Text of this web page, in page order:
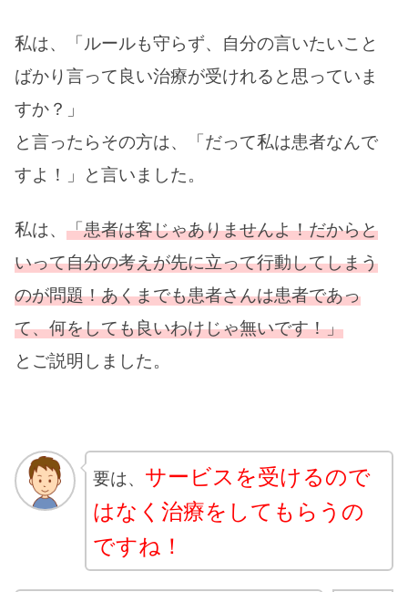
私は、「ルールも守らず、自分の言いたいこと
ばかり言って良い治療が受けれると思っていま
すか？」
と言ったらその方は、「だって私は患者なんで
すよ！」と言いました。
私は、 「患者は客じゃありませんよ！だからと
いって自分の考えが先に立って行動してしまう
のが問題！あくまでも患者さんは患者であっ
て、何をしても良いわけじゃ無いです！」
とご説明しました。
要は、 サービスを受けるので
はなく治療をしてもらうの
ですね！